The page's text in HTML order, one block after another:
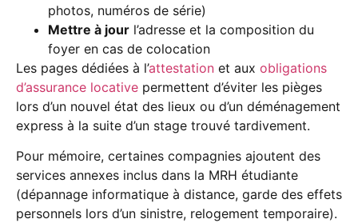
photos, numéros de série)
Mettre à jour l’adresse et la composition du
foyer en cas de colocation
Les pages dédiées à l’attestation et aux obligations
d’assurance locative permettent d’éviter les pièges
lors d’un nouvel état des lieux ou d’un déménagement
express à la suite d’un stage trouvé tardivement.
Pour mémoire, certaines compagnies ajoutent des
services annexes inclus dans la MRH étudiante
(dépannage informatique à distance, garde des effets
personnels lors d’un sinistre, relogement temporaire).